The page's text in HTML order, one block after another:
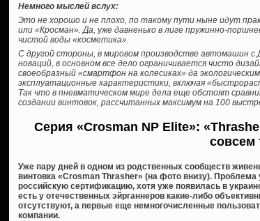
Немного мыслей вслух:
Это не хорошо и не плохо, по такому пути ныне идут
или «Кросман». Да, уже давненько в лиге пружинно-
чистой воды «косметика».
С другой стороны, в мировом производстве автомашин
новаций, в основном все дело ограничивается чисто
своеобразный «смартфон на колесиках» да
эксплуатационные характеристики, включая
Так что в пневматическом мире дела еще обстоят
создании винтовок, рассчитанных максимум на 100
Серия «Crosman NP Elite»:
совсем
Уже пару дней в одном из родственных сообществ
винтовка «Crosman Thrasher» (на фото внизу). Проблема
российскую сертификацию, хотя уже появилась в
есть у отечественных эйрганнеров какие-либо
отсутствуют, а первые еще немногочисленные
компании.